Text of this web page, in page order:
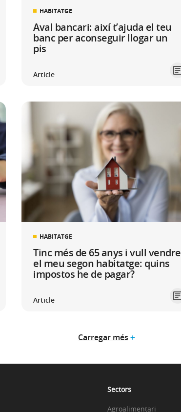
HABITATGE
Aval bancari: així t’ajuda el teu
banc per aconseguir llogar un
pis
Article
HABITATGE
Tinc més de 65 anys i vull vendre
el meu segon habitatge: quins
impostos he de pagar?
Article
Carregar més
Sectors
Agroalimentari